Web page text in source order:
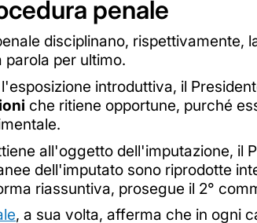
penale
disciplinano, rispettivamente,
per ultimo.
introduttiva, il
che ritiene opportune, purché
all'oggetto dell'imputazione, il
dell'imputato sono riprodotte
riassuntiva, prosegue il 2°
, a sua volta, afferma che in ogni